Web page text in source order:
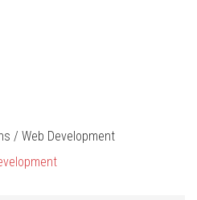
/ Web Development